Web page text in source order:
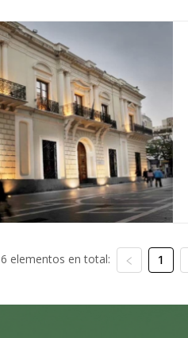
6 elementos en total: 1